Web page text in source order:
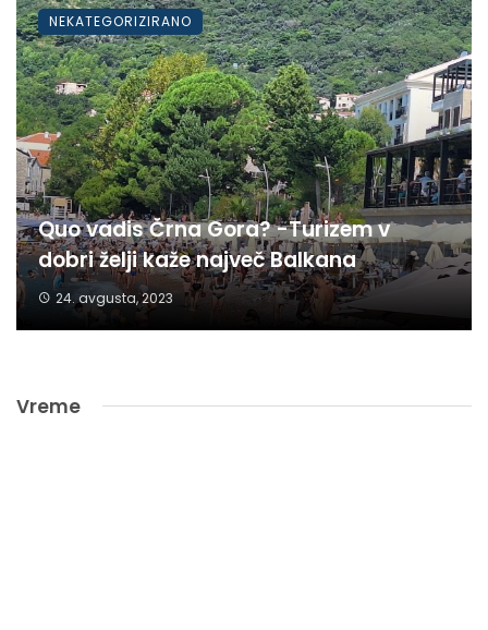
Quo vadis Črna Gora? -Turizem v
dobri želji kaže največ Balkana
24. avgusta, 2023
NEKATEGORIZIRANO
Vreme